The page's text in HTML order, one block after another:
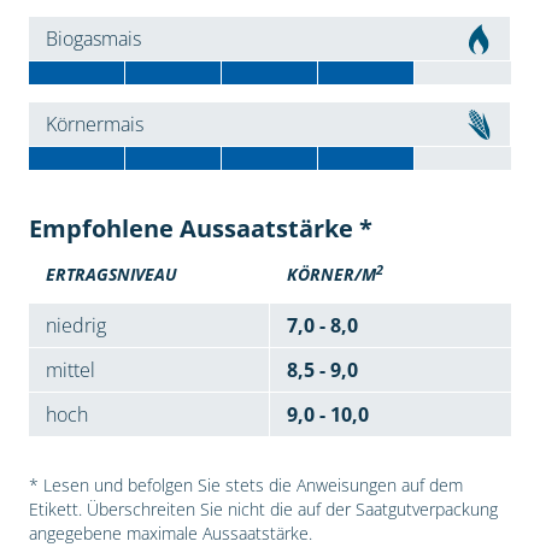
Biogasmais
Körnermais
Empfohlene Aussaatstärke *
ERTRAGSNIVEAU KÖRNER/M2
niedrig
7,0 - 8,0
mittel
8,5 - 9,0
hoch
9,0 - 10,0
* Lesen und befolgen Sie stets die Anweisungen auf dem
Etikett. Überschreiten Sie nicht die auf der Saatgutverpackung
angegebene maximale Aussaatstärke.